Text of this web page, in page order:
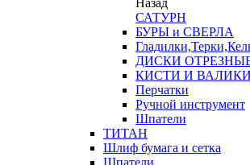
САТУРН
БУРЫ и СВЕРЛА
ДИСКИ
КИСТИ И ВАЛИКИ
Перчатки
Ручной инструмент
Шпатели
ТИТАН
Шлиф бумага и сетка
Шпатели